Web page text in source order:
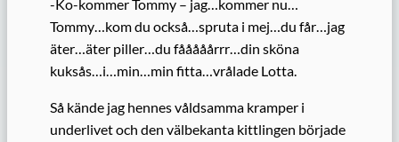
-Ko-kommer Tommy – jag…kommer nu…
Tommy…kom du också…spruta i mej…du får…jag
äter…äter piller…du fååååårrr…din sköna
kuksås…i…min…min fitta…vrålade Lotta.
Så kände jag hennes våldsamma kramper i
underlivet och den välbekanta kittlingen började